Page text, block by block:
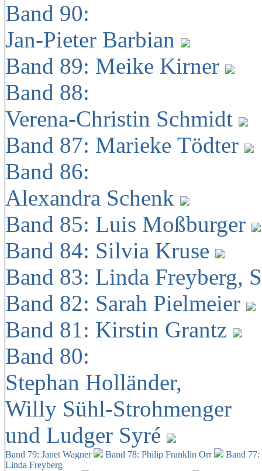
Band 90:
Jan-Pieter Barbian
Band 89: Meike Kirner
Band 88:
Verena-Christin Schmidt
Band 87: Marieke Tödter
Band 86:
Alexandra Schenk
Band 85: Luis Moßburger
Band 84: Silvia Kruse
Band 83: Linda Freyberg,
Band 82: Sarah Pielmeier
Band 81: Kirstin Grantz
Band 80:
Stephan Holländer,
Willy Sühl-Strohmenger
und Ludger Syré
Band 79: Janet Wagner Band 78: Philip Franklin Orr
Band
Linda Freyberg